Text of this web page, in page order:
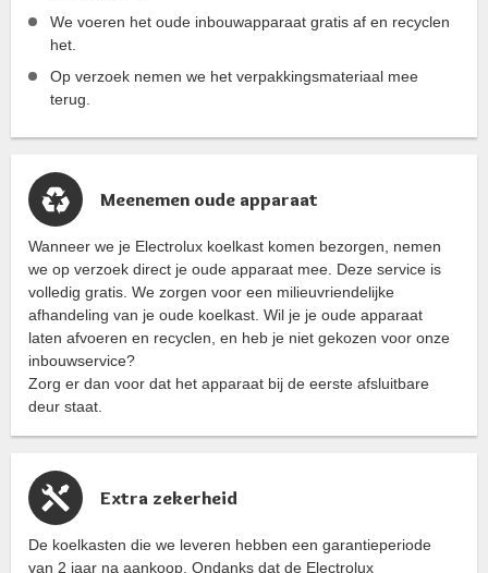
We voeren het oude inbouwapparaat gratis af en recyclen
het.
Op verzoek nemen we het verpakkingsmateriaal mee
terug.
Meenemen oude apparaat
Wanneer we je Electrolux koelkast komen bezorgen, nemen
we op verzoek direct je oude apparaat mee. Deze service is
volledig gratis. We zorgen voor een milieuvriendelijke
afhandeling van je oude koelkast. Wil je je oude apparaat
laten afvoeren en recyclen, en heb je niet gekozen voor onze
inbouwservice?
Zorg er dan voor dat het apparaat bij de eerste afsluitbare
deur staat.
Extra zekerheid
De koelkasten die we leveren hebben een garantieperiode
van 2 jaar na aankoop. Ondanks dat de Electrolux